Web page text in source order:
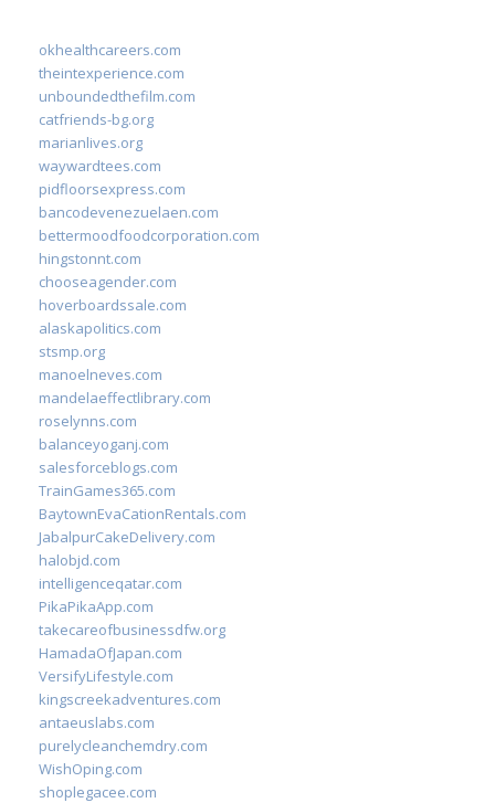
okhealthcareers.com
theintexperience.com
unboundedthefilm.com
catfriends-bg.org
marianlives.org
waywardtees.com
pidfloorsexpress.com
bancodevenezuelaen.com
bettermoodfoodcorporation.com
hingstonnt.com
chooseagender.com
hoverboardssale.com
alaskapolitics.com
stsmp.org
manoelneves.com
mandelaeffectlibrary.com
roselynns.com
balanceyoganj.com
salesforceblogs.com
TrainGames365.com
BaytownEvaCationRentals.com
JabalpurCakeDelivery.com
halobjd.com
intelligenceqatar.com
PikaPikaApp.com
takecareofbusinessdfw.org
HamadaOfJapan.com
VersifyLifestyle.com
kingscreekadventures.com
antaeuslabs.com
purelycleanchemdry.com
WishOping.com
shoplegacee.com